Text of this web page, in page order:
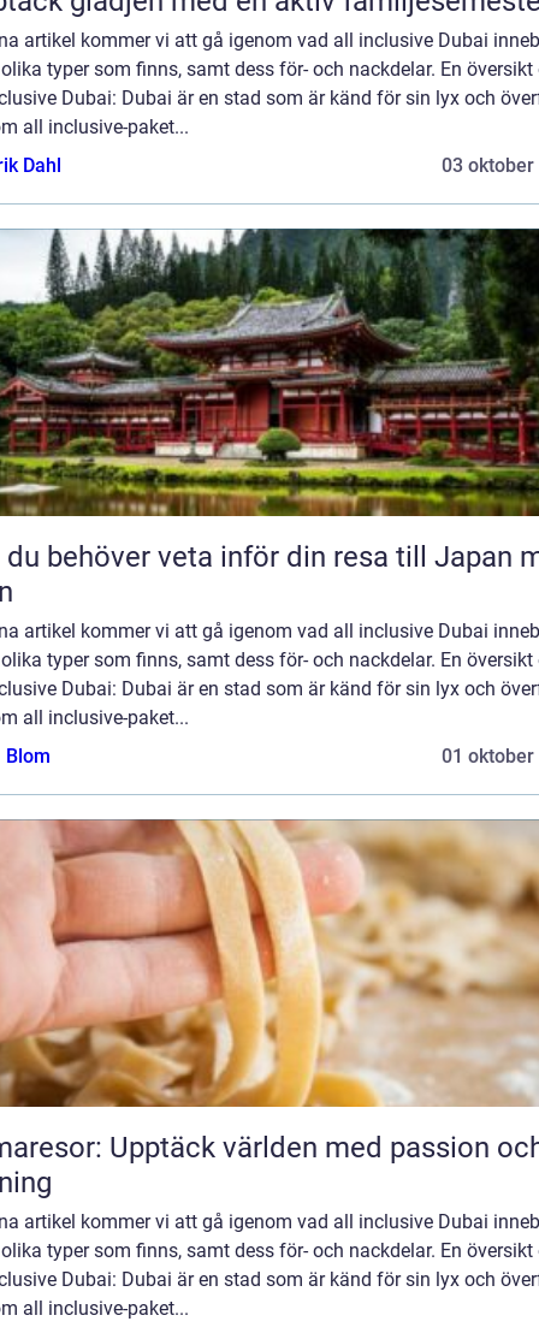
artikel kommer vi att gå igenom vad all inclusive Dubai
typer som finns, samt dess för- och nackdelar. En översikt
Dubai: Dubai är en stad som är känd för sin lyx och
all inclusive-paket...
Dahl
03 oktober
behöver veta inför din resa till Japan
artikel kommer vi att gå igenom vad all inclusive Dubai
typer som finns, samt dess för- och nackdelar. En översikt
Dubai: Dubai är en stad som är känd för sin lyx och
all inclusive-paket...
Blom
01 oktober
Upptäck världen med passion
artikel kommer vi att gå igenom vad all inclusive Dubai
typer som finns, samt dess för- och nackdelar. En översikt
Dubai: Dubai är en stad som är känd för sin lyx och
all inclusive-paket...